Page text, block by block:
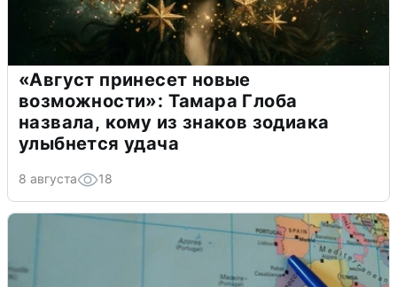
«Август принесет новые
возможности»: Тамара Глоба
назвала, кому из знаков зодиака
улыбнется удача
8 августа 18